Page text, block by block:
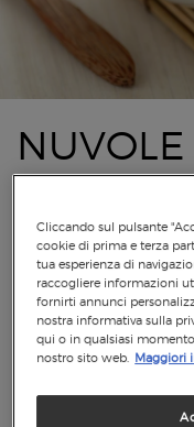
NUVOLE
COCCO
Cliccando sul pulsante
cookie di prima e terza
tua esperienza di
raccogliere informazioni
fornirti annunci
nostra informativa sulla
qui o in qualsiasi
nostro sito web. Maggiori